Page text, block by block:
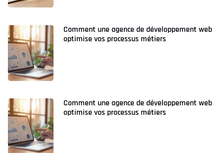
Comment une agence de développement web
optimise vos processus métiers
Comment une agence de développement web
optimise vos processus métiers